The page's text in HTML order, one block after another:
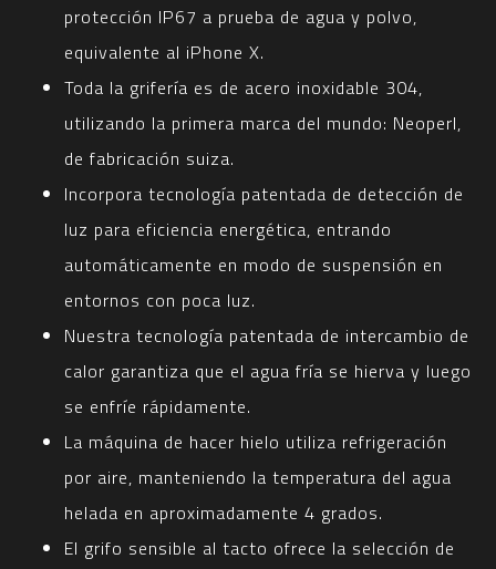
protección IP67 a prueba de agua y polvo,
equivalente al iPhone X.
Toda la grifería es de acero inoxidable 304,
utilizando la primera marca del mundo: Neoperl,
de fabricación suiza.
Incorpora tecnología patentada de detección de
luz para eficiencia energética, entrando
automáticamente en modo de suspensión en
entornos con poca luz.
Nuestra tecnología patentada de intercambio de
calor garantiza que el agua fría se hierva y luego
se enfríe rápidamente.
La máquina de hacer hielo utiliza refrigeración
por aire, manteniendo la temperatura del agua
helada en aproximadamente 4 grados.
El grifo sensible al tacto ofrece la selección de